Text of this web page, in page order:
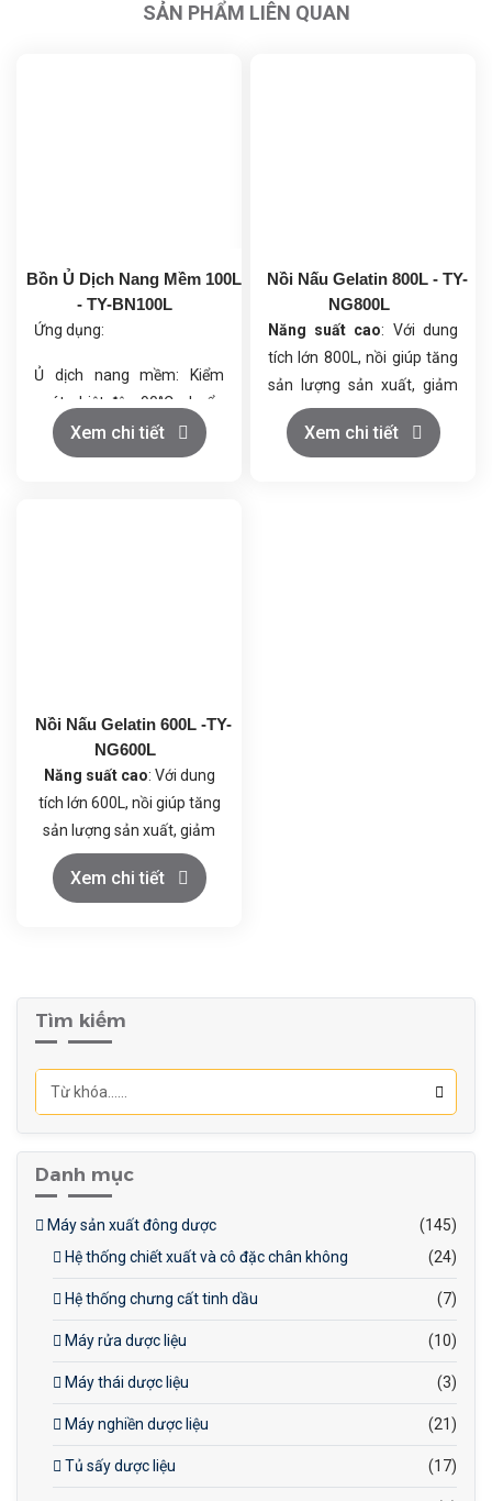
SẢN PHẨM LIÊN QUAN
Bồn Ủ Dịch Nang Mềm 100L
- TY-BN100L
Ứng dụng:
Ủ dịch nang mềm: Kiểm
soát nhiệt độ <90°C, chuẩn
bị cho quá trình tạo vỏ
nang.
Xem chi tiết
Nồi Nấu Gelatin 800L - TY-
NG800L
Năng suất cao: Với dung
tích lớn 800L, nồi giúp tăng
sản lượng sản xuất, giảm
thời gian nấu và nâng cao
hiệu quả quy trình.
Xem chi tiết
Nồi Nấu Gelatin 600L -TY-
NG600L
Năng suất cao: Với dung
tích lớn 600L, nồi giúp tăng
sản lượng sản xuất, giảm
thời gian nấu và nâng cao
hiệu quả quy trình.
được nấu chảy đồng đều,
duy trì độ sệt và độ mịn của
sản phẩm, từ đó đảm bảo
chất lượng nhất quán cho
Xem chi tiết
Tìm kiếm
Danh mục
Máy sản xuất đông dược
(145)
Hệ thống chiết xuất và cô đặc chân không
(24)
Hệ thống chưng cất tinh dầu (7)
Máy rửa dược liệu (10)
Máy thái dược liệu (3)
Máy nghiền dược liệu (21)
Tủ sấy dược liệu (17)